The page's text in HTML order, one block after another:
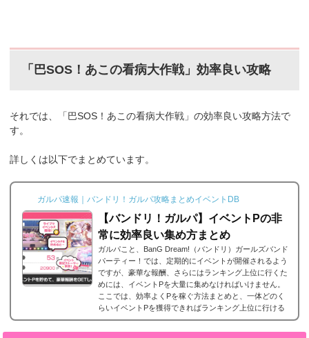
「巴SOS！あこの看病大作戦」効率良い攻略
それでは、「巴SOS！あこの看病大作戦」の効率良い攻略方法で
す。
詳しくは以下でまとめています。
ガルパ速報｜バンドリ！ガルパ攻略まとめイベントDB
【バンドリ！ガルパ】イベントPの非
常に効率良い集め方まとめ
ガルパこと、BanG Dream!（バンドリ）ガールズバンド
パーティー！では、定期的にイベントが開催されるよう
ですが、豪華な報酬、さらにはランキング上位に行くた
めには、イベントPを大量に集めなければいけません。
ここでは、効率よくPを稼ぐ方法まとめと、一体どのく
らいイベントPを獲得できればランキング上位に行ける
のかなどをまとめました。バンドリ！ガルパのイベント
Pとはこのイベントでは、ライブをすることでイベント